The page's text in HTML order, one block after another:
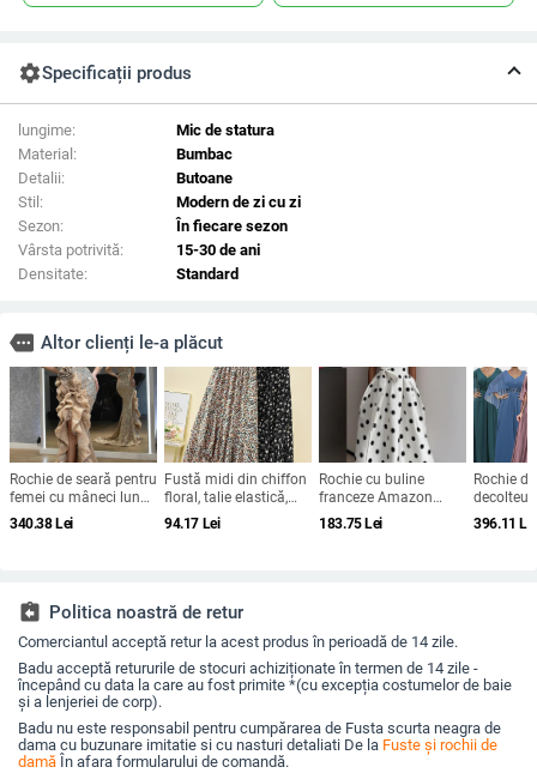
settingsSpecificații produs
lungime:
Mic de statura
Material:
Bumbac
Detalii:
Butoane
Stil:
Modern de zi cu zi
Sezon:
În fiecare sezon
Vârsta potrivită:
15-30 de ani
Densitate:
Standard
more Altor clienți le-a plăcut
Rochie de seară pentru
femei cu mâneci lungi,
talie înaltă, fustă
lungă, țesătură spray
340.38Lei
Fustă midi din chiffon
floral, talie elastică,
croială A-line, plus
size, siluetă drapată
94.17 Lei
Rochie cu buline
franceze Amazon
2025 de vară retro cu
temperament nou,
183.75Lei
Rochie
decolteu
mâneci
appliqué
396.11 Lei
assignment_return Politica noastră de retur
Comerciantul acceptă retur la acest produs în perioadă de 14 zile.
Badu acceptă retururile de stocuri achiziționate în termen de 14 zile -
începând cu data la care au fost primite *(cu excepția costumelor de baie
și a lenjeriei de corp).
Badu nu este responsabil pentru cumpărarea de Fusta scurta neagra de
dama cu buzunare imitatie si cu nasturi detaliati De la Fuste și rochii de
damă În afara formularului de comandă.